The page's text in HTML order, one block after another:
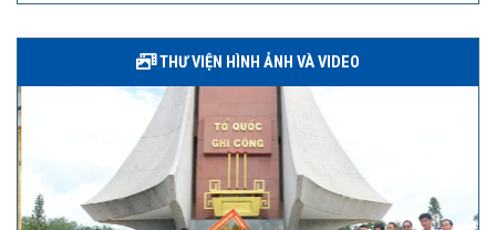
THƯ VIỆN HÌNH ẢNH VÀ VIDEO